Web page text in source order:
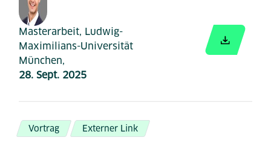
Masterarbeit, Ludwig-
Maximilians-Universität
München,
28. Sept. 2025
Vortrag Externer Link